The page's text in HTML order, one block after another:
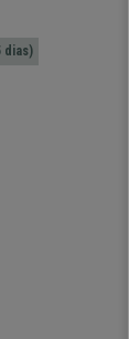
dias)